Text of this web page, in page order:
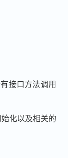
接口方法调用
化以及相关的